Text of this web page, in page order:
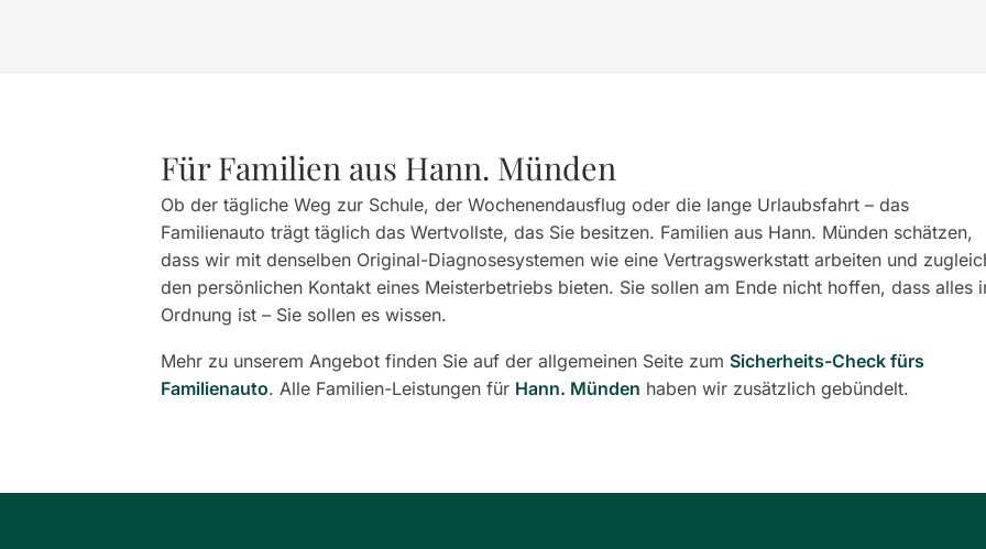
Für Familien aus Hann. Münden
Ob der tägliche Weg zur Schule, der Wochenendausflug oder die lange Urlaubsfahrt – das
Familienauto trägt täglich das Wertvollste, das Sie besitzen. Familien aus Hann. Münden schätzen,
dass wir mit denselben Original-Diagnosesystemen wie eine Vertragswerkstatt arbeiten und
den persönlichen Kontakt eines Meisterbetriebs bieten. Sie sollen am Ende nicht hoffen, dass alles
Ordnung ist – Sie sollen es wissen.
Mehr zu unserem Angebot finden Sie auf der allgemeinen Seite zum Sicherheits-Check fürs
Familienauto. Alle Familien-Leistungen für Hann. Münden haben wir zusätzlich gebündelt.